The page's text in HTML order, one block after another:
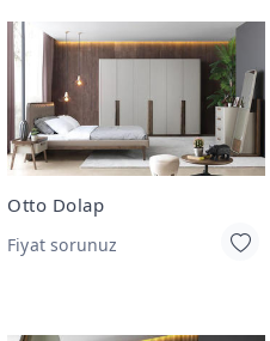
Otto Dolap
Fiyat sorunuz